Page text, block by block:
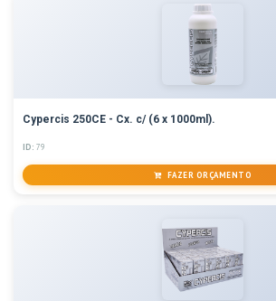
Cypercis 250CE - Cx. c/ (6 x 1000ml).
ID: 79
FAZER ORÇAMENTO